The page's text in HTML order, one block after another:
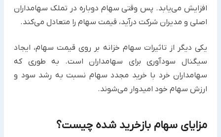
افزایش می‌یابد. پس وقتی سهام دوباره در تملک سهامداران
اصلی و مدیران شرکت درآید، قیمت سهام را متعادل می‌کند.
یکی دیگر از تاثیرات سهام خزانه بر روی قیمت سهام، ایجاد
سیگنال سودآوری برای سهامداران است. به طوری که
سهامداران خرد با خرید مجدد سهام نسبت به رشد سود و
ارزش سهام خود امیدوار می‌شوند.
مزایای سهام بازخرید شده چیست؟